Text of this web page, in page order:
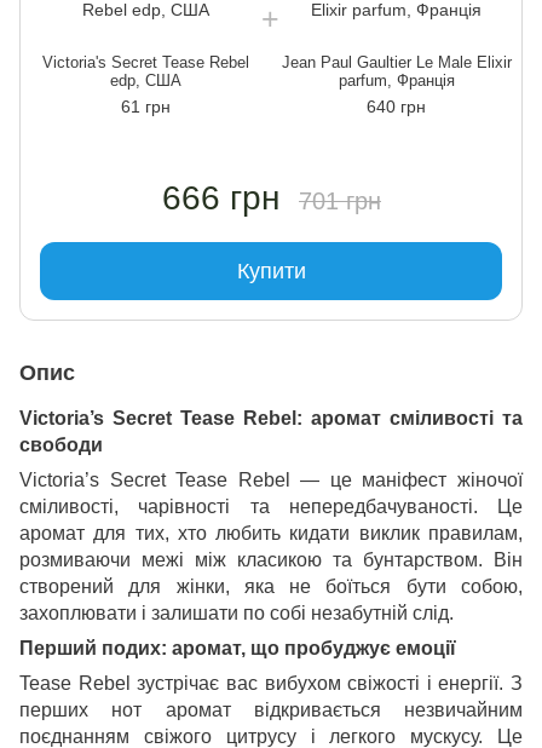
Victoria's Secret Tease Rebel
edp, США
61 грн
Jean Paul Gaultier Le Male Elixir
parfum, Франція
640 грн
666 грн 701 грн
Купити
Опис
Victoria’s Secret Tease Rebel: аромат сміливості та
свободи
Victoria’s Secret Tease Rebel — це маніфест жіночої
сміливості, чарівності та непередбачуваності. Це
аромат для тих, хто любить кидати виклик правилам,
розмиваючи межі між класикою та бунтарством. Він
створений для жінки, яка не боїться бути собою,
захоплювати і залишати по собі незабутній слід.
Перший подих: аромат, що пробуджує емоції
Tease Rebel зустрічає вас вибухом свіжості і енергії. З
перших нот аромат відкривається незвичайним
поєднанням свіжого цитрусу і легкого мускусу. Це